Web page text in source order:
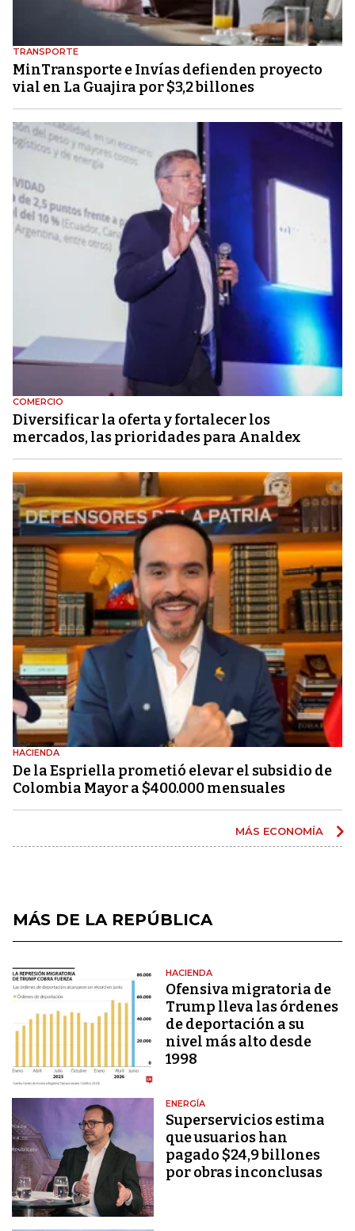
TRANSPORTE
MinTransporte e Invías defienden proyecto
vial en La Guajira por $3,2 billones
COMERCIO
Diversificar la oferta y fortalecer los
mercados, las prioridades para Analdex
HACIENDA
De la Espriella prometió elevar el subsidio de
Colombia Mayor a $400.000 mensuales
MÁS ECONOMÍA
MÁS DE LA REPÚBLICA
HACIENDA
Ofensiva migratoria de
Trump lleva las órdenes
de deportación a su
nivel más alto desde
1998
ENERGÍA
Superservicios estima
que usuarios han
pagado $24,9 billones
por obras inconclusas